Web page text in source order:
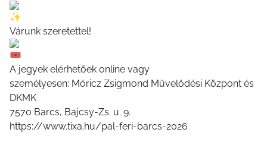
Várunk szeretettel!
A jegyek elérhetőek online vagy
személyesen: Móricz Zsigmond Művelődési Központ és
DKMK
7570 Barcs, Bajcsy-Zs. u. 9.
https://www.tixa.hu/pal-feri-barcs-2026